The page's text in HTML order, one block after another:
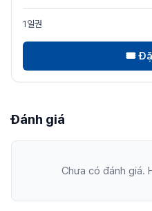
1일권
🎟
Đánh giá
Chưa có đánh giá.